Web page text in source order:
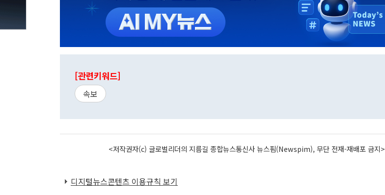
[관련키워드]
속보
<저작권자(c) 글로벌리더의 지름길 종합뉴스통신사 뉴스핌(Newspim), 무단 전재-재배포 금지>
디지털뉴스콘텐츠 이용규칙 보기